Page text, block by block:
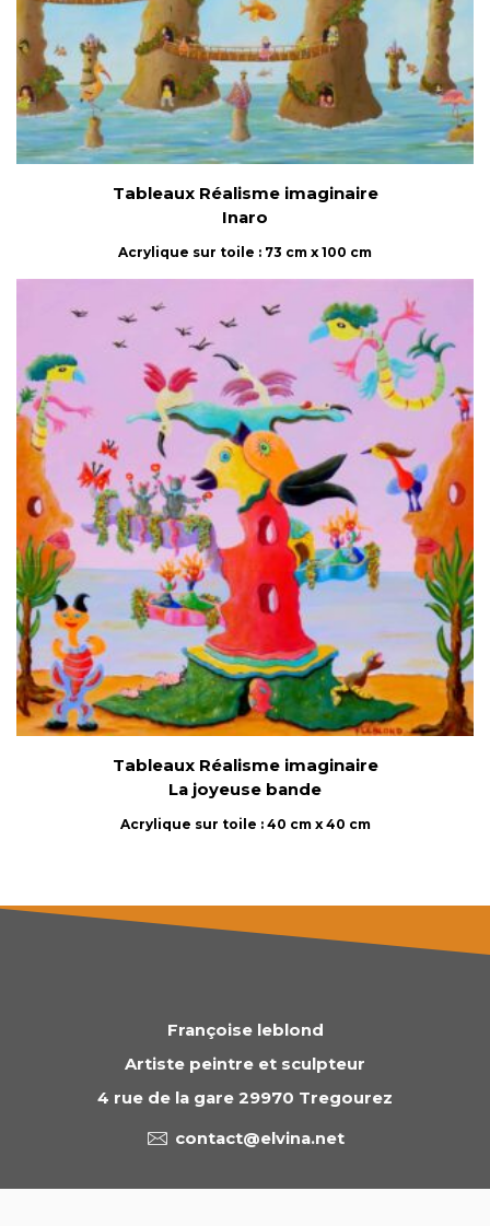
Tableaux Réalisme imaginaire
Inaro
Acrylique sur toile : 73 cm x 100 cm
Tableaux Réalisme imaginaire
La joyeuse bande
Acrylique sur toile : 40 cm x 40 cm
Françoise leblond
Artiste peintre et sculpteur
4 rue de la gare 29970 Tregourez
contact@elvina.net